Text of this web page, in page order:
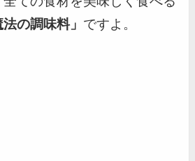
法の調味料」 ですよ。